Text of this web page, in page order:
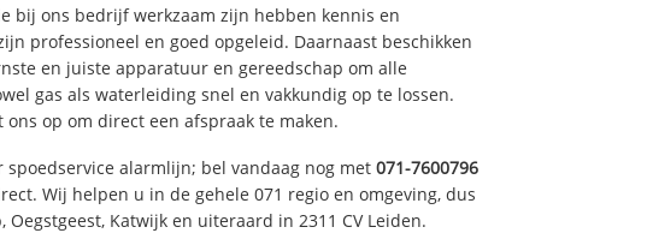
bij ons bedrijf werkzaam zijn hebben kennis en
professioneel en goed opgeleid. Daarnaast beschikken
en juiste apparatuur en gereedschap om alle
gas als waterleiding snel en vakkundig op te lossen.
ons op om direct een afspraak te maken.
spoedservice alarmlijn; bel vandaag nog met 071-7600796
Wij helpen u in de gehele 071 regio en omgeving, dus
Oegstgeest, Katwijk en uiteraard in 2311 CV Leiden.